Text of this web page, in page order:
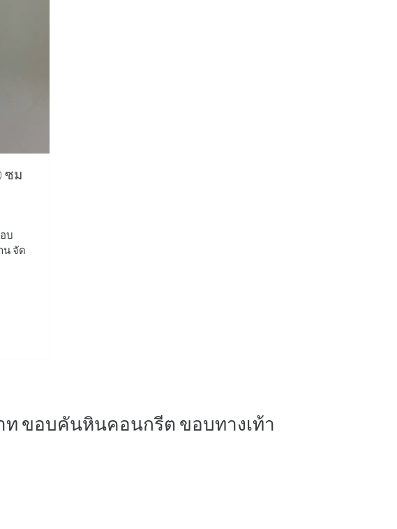
ซม
บ
น จัด
ขอบคันหินคอนกรีต ขอบทางเท้า